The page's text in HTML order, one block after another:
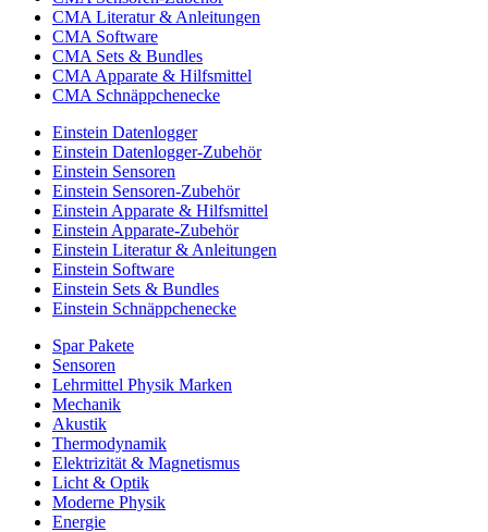
CMA Literatur & Anleitungen
CMA Software
CMA Sets & Bundles
CMA Apparate & Hilfsmittel
CMA Schnäppchenecke
Einstein Datenlogger
Einstein Datenlogger-Zubehör
Einstein Sensoren
Einstein Sensoren-Zubehör
Einstein Apparate & Hilfsmittel
Einstein Apparate-Zubehör
Einstein Literatur & Anleitungen
Einstein Software
Einstein Sets & Bundles
Einstein Schnäppchenecke
Spar Pakete
Sensoren
Lehrmittel Physik Marken
Mechanik
Akustik
Thermodynamik
Elektrizität & Magnetismus
Licht & Optik
Moderne Physik
Energie